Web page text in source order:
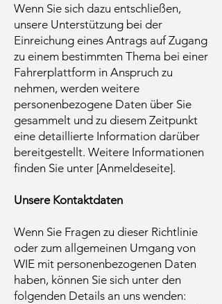
Wenn Sie sich dazu entschließen,
unsere Unterstützung bei der
Einreichung eines Antrags auf Zugang
zu einem bestimmten Thema bei einer
Fahrerplattform in Anspruch zu
nehmen, werden weitere
personenbezogene Daten über Sie
gesammelt und zu diesem Zeitpunkt
eine detaillierte Information darüber
bereitgestellt. Weitere Informationen
finden Sie unter [Anmeldeseite].
Unsere Kontaktdaten
Wenn Sie Fragen zu dieser Richtlinie
oder zum allgemeinen Umgang von
WIE mit personenbezogenen Daten
haben, können Sie sich unter den
folgenden Details an uns wenden: